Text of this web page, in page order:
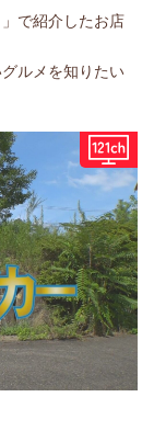
で紹介したお店
ルメを知りたい